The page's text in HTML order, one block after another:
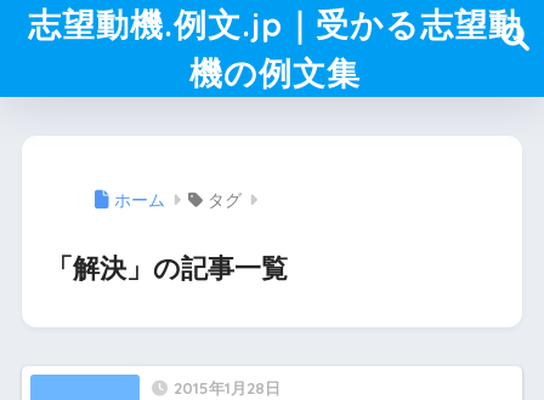
志望動機.例文.jp｜受かる志望動
機の例文集
ホーム タグ
「解決」の記事一覧
2015年1月28日